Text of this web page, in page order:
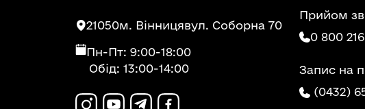
21050м. Вінницявул. Соборна 70
Пн-Пт: 9:00-18:00
Обід: 13:00-14:00
Прийом
0 800
Запис на
(0432)